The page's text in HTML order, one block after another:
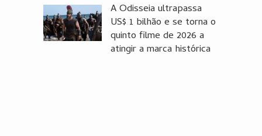
A Odisseia ultrapassa
US$ 1 bilhão e se torna o
quinto filme de 2026 a
atingir a marca histórica